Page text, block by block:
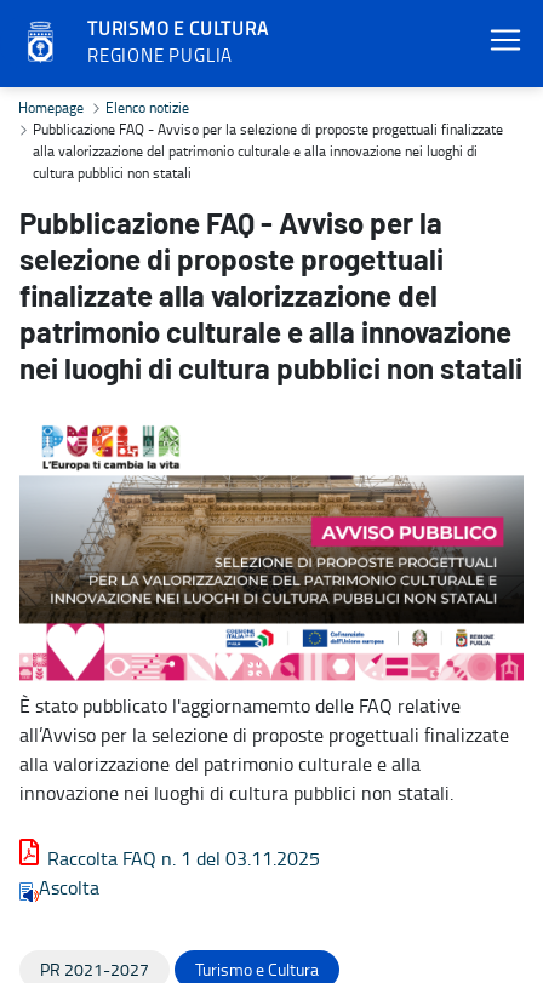
TURISMO E CULTURA
REGIONE PUGLIA
Pubblicazione FAQ - Avviso per la selezione di proposte
Homepage
Elenco notizie
Pubblicazione FAQ - Avviso per la selezione di proposte progettuali finalizzate
alla valorizzazione del patrimonio culturale e alla innovazione nei luoghi di
cultura pubblici non statali
Pubblicazione FAQ - Avviso per la
selezione di proposte progettuali
finalizzate alla valorizzazione del
patrimonio culturale e alla innovazione
nei luoghi di cultura pubblici non statali
È stato pubblicato l'aggiornamemto delle FAQ relative
all’Avviso per la selezione di proposte progettuali finalizzate
alla valorizzazione del patrimonio culturale e alla
innovazione nei luoghi di cultura pubblici non statali.
Raccolta FAQ n. 1 del 03.11.2025
Ascolta
PR 2021-2027
Turismo e Cultura